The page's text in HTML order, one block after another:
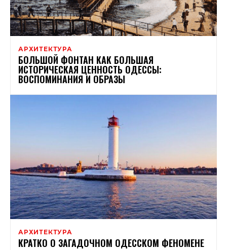
АРХИТЕКТУРА
БОЛЬШОЙ ФОНТАН КАК БОЛЬШАЯ
ИСТОРИЧЕСКАЯ ЦЕННОСТЬ ОДЕССЫ:
ВОСПОМИНАНИЯ И ОБРАЗЫ
АРХИТЕКТУРА
КРАТКО О ЗАГАДОЧНОМ ОДЕССКОМ ФЕНОМЕНЕ